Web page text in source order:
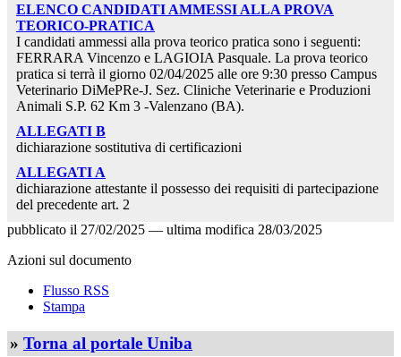
ELENCO CANDIDATI AMMESSI ALLA PROVA
TEORICO-PRATICA
I candidati ammessi alla prova teorico pratica sono i seguenti:
FERRARA Vincenzo e LAGIOIA Pasquale. La prova teorico
pratica si terrà il giorno 02/04/2025 alle ore 9:30 presso Campus
Veterinario DiMePRe-J. Sez. Cliniche Veterinarie e Produzioni
Animali S.P. 62 Km 3 -Valenzano (BA).
ALLEGATI B
dichiarazione sostitutiva di certificazioni
ALLEGATI A
dichiarazione attestante il possesso dei requisiti di partecipazione
del precedente art. 2
pubblicato il 27/02/2025 — ultima modifica 28/03/2025
Azioni sul documento
Flusso RSS
Stampa
» Torna al portale Uniba